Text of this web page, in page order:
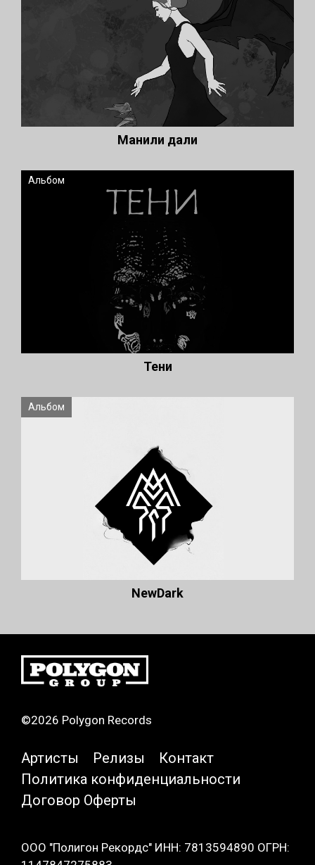
Манили дали
Альбом
Тени
Альбом
NewDark
©2026 Polygon Records
Артисты Релизы
Контакт
Политика конфиденциальности
Договор Оферты
ООО "Полигон Рекордс" ИНН: 7813594890 ОГРН: